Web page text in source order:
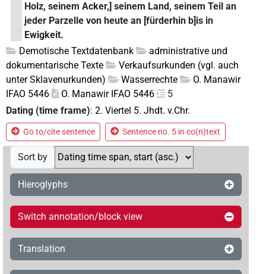
Holz, seinem Acker,] seinem Land, seinem Teil an
jeder Parzelle von heute an [fürderhin b]is in
Ewigkeit.
Demotische Textdatenbank
administrative und
dokumentarische Texte
Verkaufsurkunden (vgl. auch
unter Sklavenurkunden)
Wasserrechte
O. Manawir
IFAO 5446
O. Manawir IFAO 5446
5
Dating (time frame): 2. Viertel 5. Jhdt. v.Chr.
Go to/cite sentence Sentence no. 5 in co(n)text
Sort by
Hieroglyphs
Switch annotation/block view
Translation